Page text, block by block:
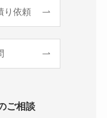
り依頼
ご相談